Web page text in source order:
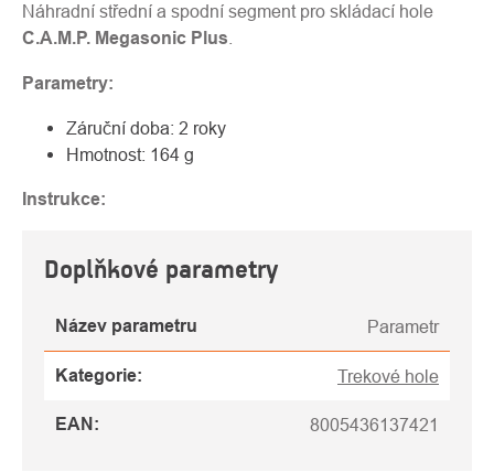
Náhradní střední a spodní segment pro skládací hole
C.A.M.P. Megasonic Plus
Parametry:
Záruční doba: 2 roky
Hmotnost: 164 g
Instrukce:
Doplňkové parametry
Název parametru Parametr
Kategorie: Trekové hole
EAN : 8005436137421